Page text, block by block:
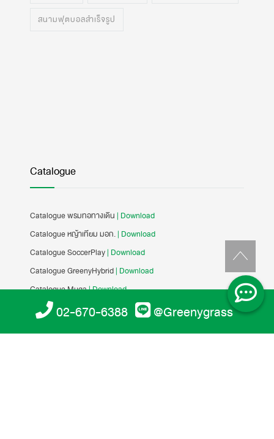
02-670-6388 @Greenygrass
สนามฟุตบอลสำเร็จรูป
Catalogue
Catalogue พรมทอทางเดิน | Download
Catalogue หญ้าเทียม มอก.| Download
Catalogue SoccerPlay| Download
Catalogue GreenyHybrid| Download
Catalogue Muga| Download
Catalogue GreenyGrass| Download